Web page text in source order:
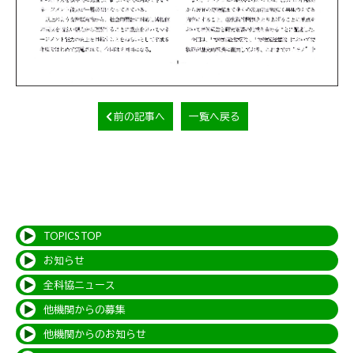
前の記事へ 一覧へ戻る
TOPICS TOP
お知らせ
全科協ニュース
他機関からの募集
他機関からのお知らせ